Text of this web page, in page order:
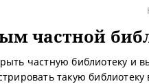
частной
частную библиотеку и
такую библиотеку